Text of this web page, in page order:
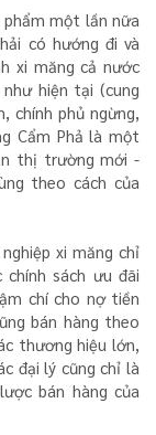
một lần nữa
có hướng đi và
xi măng cả nước
hiện tại (cung
chính phủ ngừng,
Cẩm Phả là một
thị trường mới -
theo cách của
xi măng chỉ
sách ưu đãi
chí cho nợ tiền
bán hàng theo
thương hiệu lớn,
đại lý cũng chỉ là
bán hàng của